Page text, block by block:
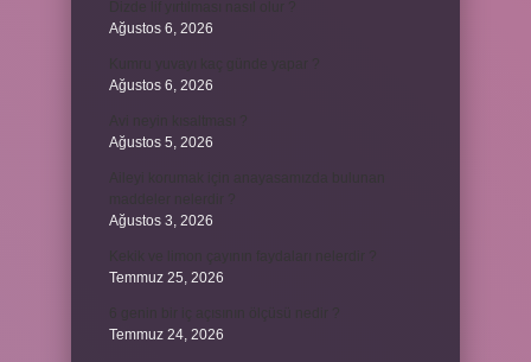
Ağustos 6, 2026
Ağustos 6, 2026
Ağustos 5, 2026
Ağustos 3, 2026
Temmuz 25, 2026
Temmuz 24, 2026